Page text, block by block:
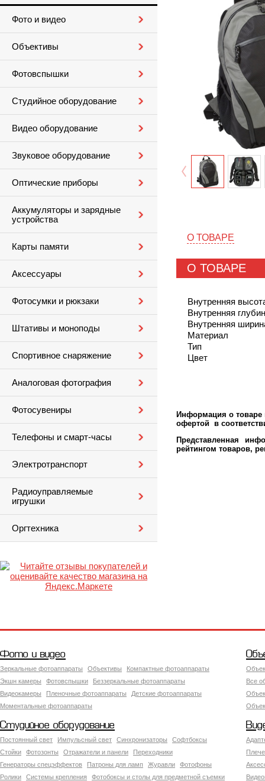
Фото и видео
Объективы
Фотовспышки
Студийное оборудование
Видео оборудование
Звуковое оборудование
Оптические приборы
Аккумуляторы и зарядные
устройства
Карты памяти
Аксессуары
Фотосумки и рюкзаки
Штативы и моноподы
Спортивное снаряжение
Аналоговая фотография
Фотосувениры
Телефоны и смарт-часы
Электротранспорт
Радиоуправляемые
игрушки
Оргтехника
О ТОВАРЕ
О ТОВАРЕ
Внутренняя
Внутренняя
Внутренняя
Материал
Тип
Цвет
Информация о товаре
офертой в
Представленная
рейтингом товаров,
Фото и видео
Зеркальные фотоаппараты Объективы
Компактные фотоаппараты
Экшн камеры
Фотовспышки
Беззеркальные фотоаппараты
Видеокамеры
Пленочные фотоаппараты
Детские фотоаппараты
Моментальные фотоаппараты
Все
Студийное оборудование
Постоянный свет Импульсный свет Синхронизаторы
Софтбоксы
Стойки
Фотозонты Отражатели и панели
Переходники
Генераторы спецэффектов
Патроны для ламп Журавли
Фотофоны
Ролики
Системы крепления
Фотобоксы и столы для предметной съемки